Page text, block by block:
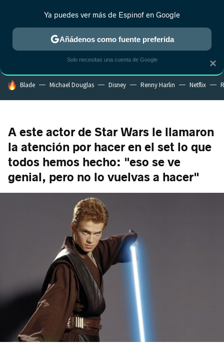
ESTRENOS REALITY ANIME RANKINGS CINE
HOY SE HABLA DE
Blade Michael Douglas Disney Renny Harlin Netflix
A este actor de Star Wars le llamaron
la atención por hacer en el set lo que
todos hemos hecho: "eso se ve
genial, pero no lo vuelvas a hacer"
×
Ya puedes ver más de Espinof en Google
Añádenos como fuente preferida
Solo necesitas una cuenta de Google